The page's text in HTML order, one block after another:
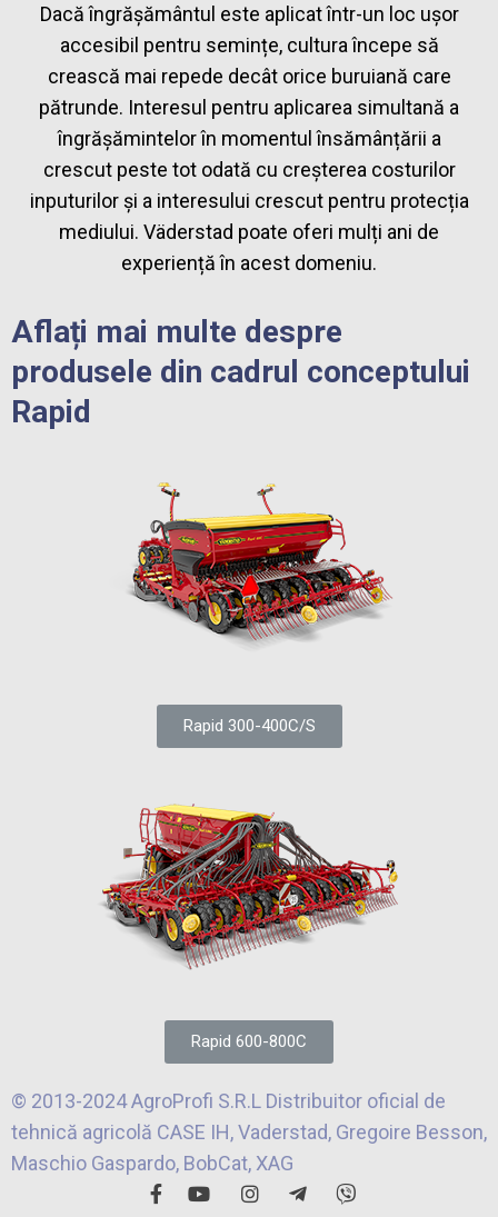
Dacă îngrășământul este aplicat într-un loc ușor
accesibil pentru semințe, cultura începe să
crească mai repede decât orice buruiană care
pătrunde. Interesul pentru aplicarea simultană a
îngrășămintelor în momentul însămânțării a
crescut peste tot odată cu creșterea costurilor
inputurilor și a interesului crescut pentru protecția
mediului. Väderstad poate oferi mulți ani de
experiență în acest domeniu.
Aflați mai multe despre
produsele din cadrul conceptului
Rapid
Rapid 300-400C/S
Rapid 600-800C
© 2013-2024 AgroProfi S.R.L Distribuitor oficial de
tehnică agricolă CASE IH, Vaderstad, Gregoire Besson,
Maschio Gaspardo, BobCat, XAG